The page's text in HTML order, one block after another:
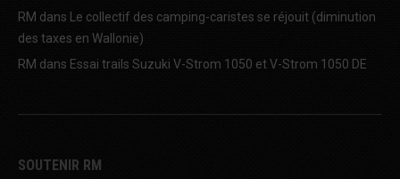
RM dans
Le collectif des camping-caristes se réjouit (diminution
des taxes en Wallonie)
RM dans Essai trails Suzuki V-Strom 1050 et V-Strom 1050 DE
SOUTENIR RM